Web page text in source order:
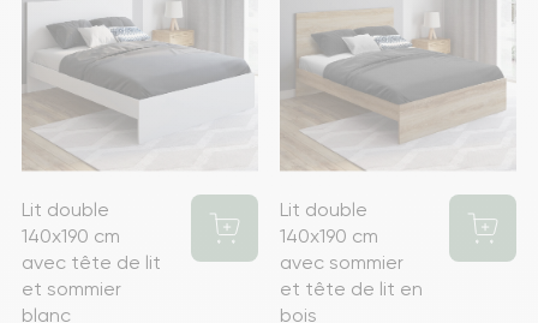
Lit double
140x190 cm
avec tête de lit
et sommier
blanc
Lit double
140x190 cm
avec sommier
et tête de lit en
bois